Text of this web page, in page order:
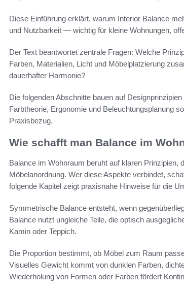
Diese Einführung erklärt, warum Interior Balance
und Nutzbarkeit — wichtig für kleine Wohnungen,
Der Text beantwortet zentrale Fragen: Welche
Farben, Materialien, Licht und Möbelplatzierung
dauerhafter Harmonie?
Die folgenden Abschnitte bauen auf
Farbtheorie, Ergonomie und Beleuchtungsplanung
Praxisbezug.
Wie schafft man Balance im
Balance im Wohnraum beruht auf klaren
Möbelanordnung. Wer diese Aspekte verbindet,
folgende Kapitel zeigt praxisnahe Hinweise für die
Symmetrische Balance entsteht, wenn
Balance nutzt ungleiche Teile, die optisch
Kamin oder Teppich.
Die Proportion bestimmt, ob Möbel zum Raum
Visuelles Gewicht kommt von dunklen Farben,
Wiederholung von Formen oder Farben fördert